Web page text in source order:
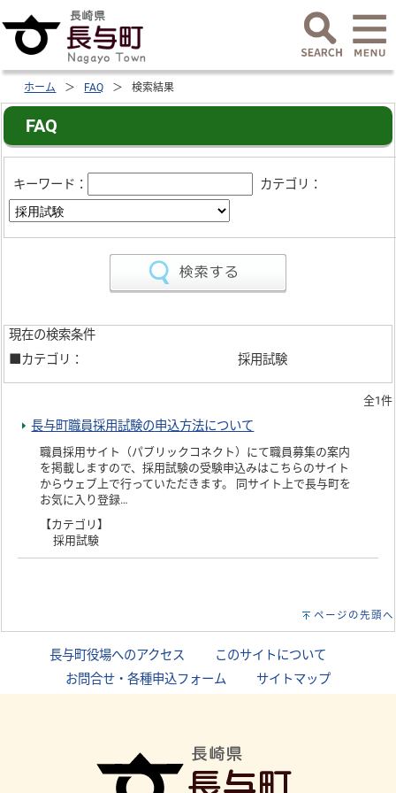
ホーム FAQ 検索結果
FAQ
キーワード： カテゴリ：
現在の検索条件
■カテゴリ：
採用試験
全1件
長与町職員採用試験の申込方法について
職員採用サイト（パブリックコネクト）にて職員募集の案内
を掲載しますので、採用試験の受験申込みはこちらのサイト
からウェブ上で行っていただきます。 同サイト上で長与町を
お気に入り登録…
【カテゴリ】
採用試験
ページの先頭へ
長与町役場へのアクセス このサイトについて
お問合せ・各種申込フォーム
サイトマップ